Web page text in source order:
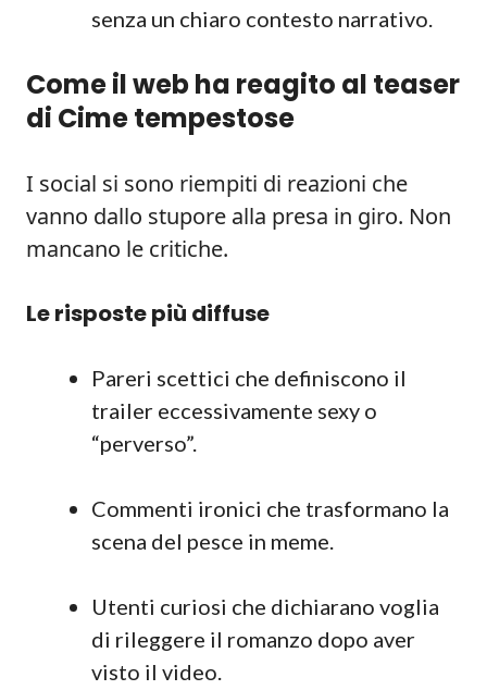
senza un chiaro contesto narrativo.
Come il web ha reagito al teaser
di Cime tempestose
I social si sono riempiti di reazioni che
vanno dallo stupore alla presa in giro. Non
mancano le critiche.
Le risposte più diffuse
Pareri scettici che definiscono il
trailer eccessivamente sexy o
“perverso”.
Commenti ironici che trasformano la
scena del pesce in meme.
Utenti curiosi che dichiarano voglia
di rileggere il romanzo dopo aver
visto il video.